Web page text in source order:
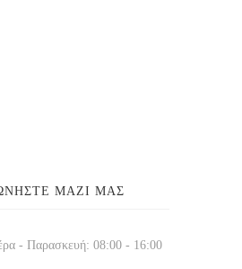
ΜΑΖΊ ΜΑΣ
- Παρασκευή: 08:00 - 16:00